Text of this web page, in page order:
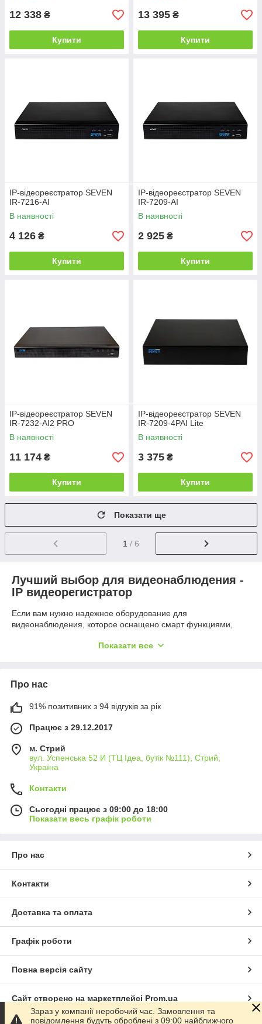
12 338 ₴
Купити
13 395 ₴
Купити
IP-відеореєстратор SEVEN
IR-7216-AI
В наявності
4 126 ₴
Купити
IP-відеореєстратор SEVEN
IR-7209-AI
В наявності
2 925 ₴
Купити
IP-відеореєстратор SEVEN
IR-7232-AI2 PRO
В наявності
11 174 ₴
Купити
IP-відеореєстратор SEVEN
IR-7209-4PAI Lite
В наявності
3 375 ₴
Купити
Показати ще
1 / 6
Лучший выбор для видеонаблюдения -
IP видеорегистратор
Если вам нужно надежное оборудование для
видеонаблюдения, которое оснащено смарт функциями,
множество различных полезных вещей, значит Вам нужен IP
объектов, магазинов или предприятий, даже для построения
регистраторов - возможность строить систему
интернет. Такая возможность доступна при наличии «белых»
Киеве. Один минус в такой системы является зависимость от
интернет-провайдера. Если интернет-линия отключилась,
соответственно и видеокамера не передает изображение к
видеорегистратору.
только IP-Видеокамеры от 2-16 мегапикселей. Они
распространены в торговых центрах, заводах даже в
IP видеорегистратори насчитывают много функций.
Считывание номерных знаков автомобиля (ANPR),
Распознавание лица
Подсчет людей
Пересечение линий
Фиксирование кассовых операций (POS)
Поддержка IoT
Аналитические данные и другие
Показати все
Про нас
91% позитивних з 94 відгуків за рік
Працює з 29.12.2017
м. Стрий
вул. Успенська 52 И (ТЦ Ідеа, бутік №111), Стрий,
Україна
Контакти
Сьогодні працює з 09:00 до 18:00
Показати весь графік роботи
Про нас
Контакти
Доставка та оплата
Графік роботи
Повна версія сайту
Сайт створено на маркетплейсі Prom.ua
Зараз у компанії неробочий час. Замовлення та
повідомлення будуть оброблені з 09:00 найближчого